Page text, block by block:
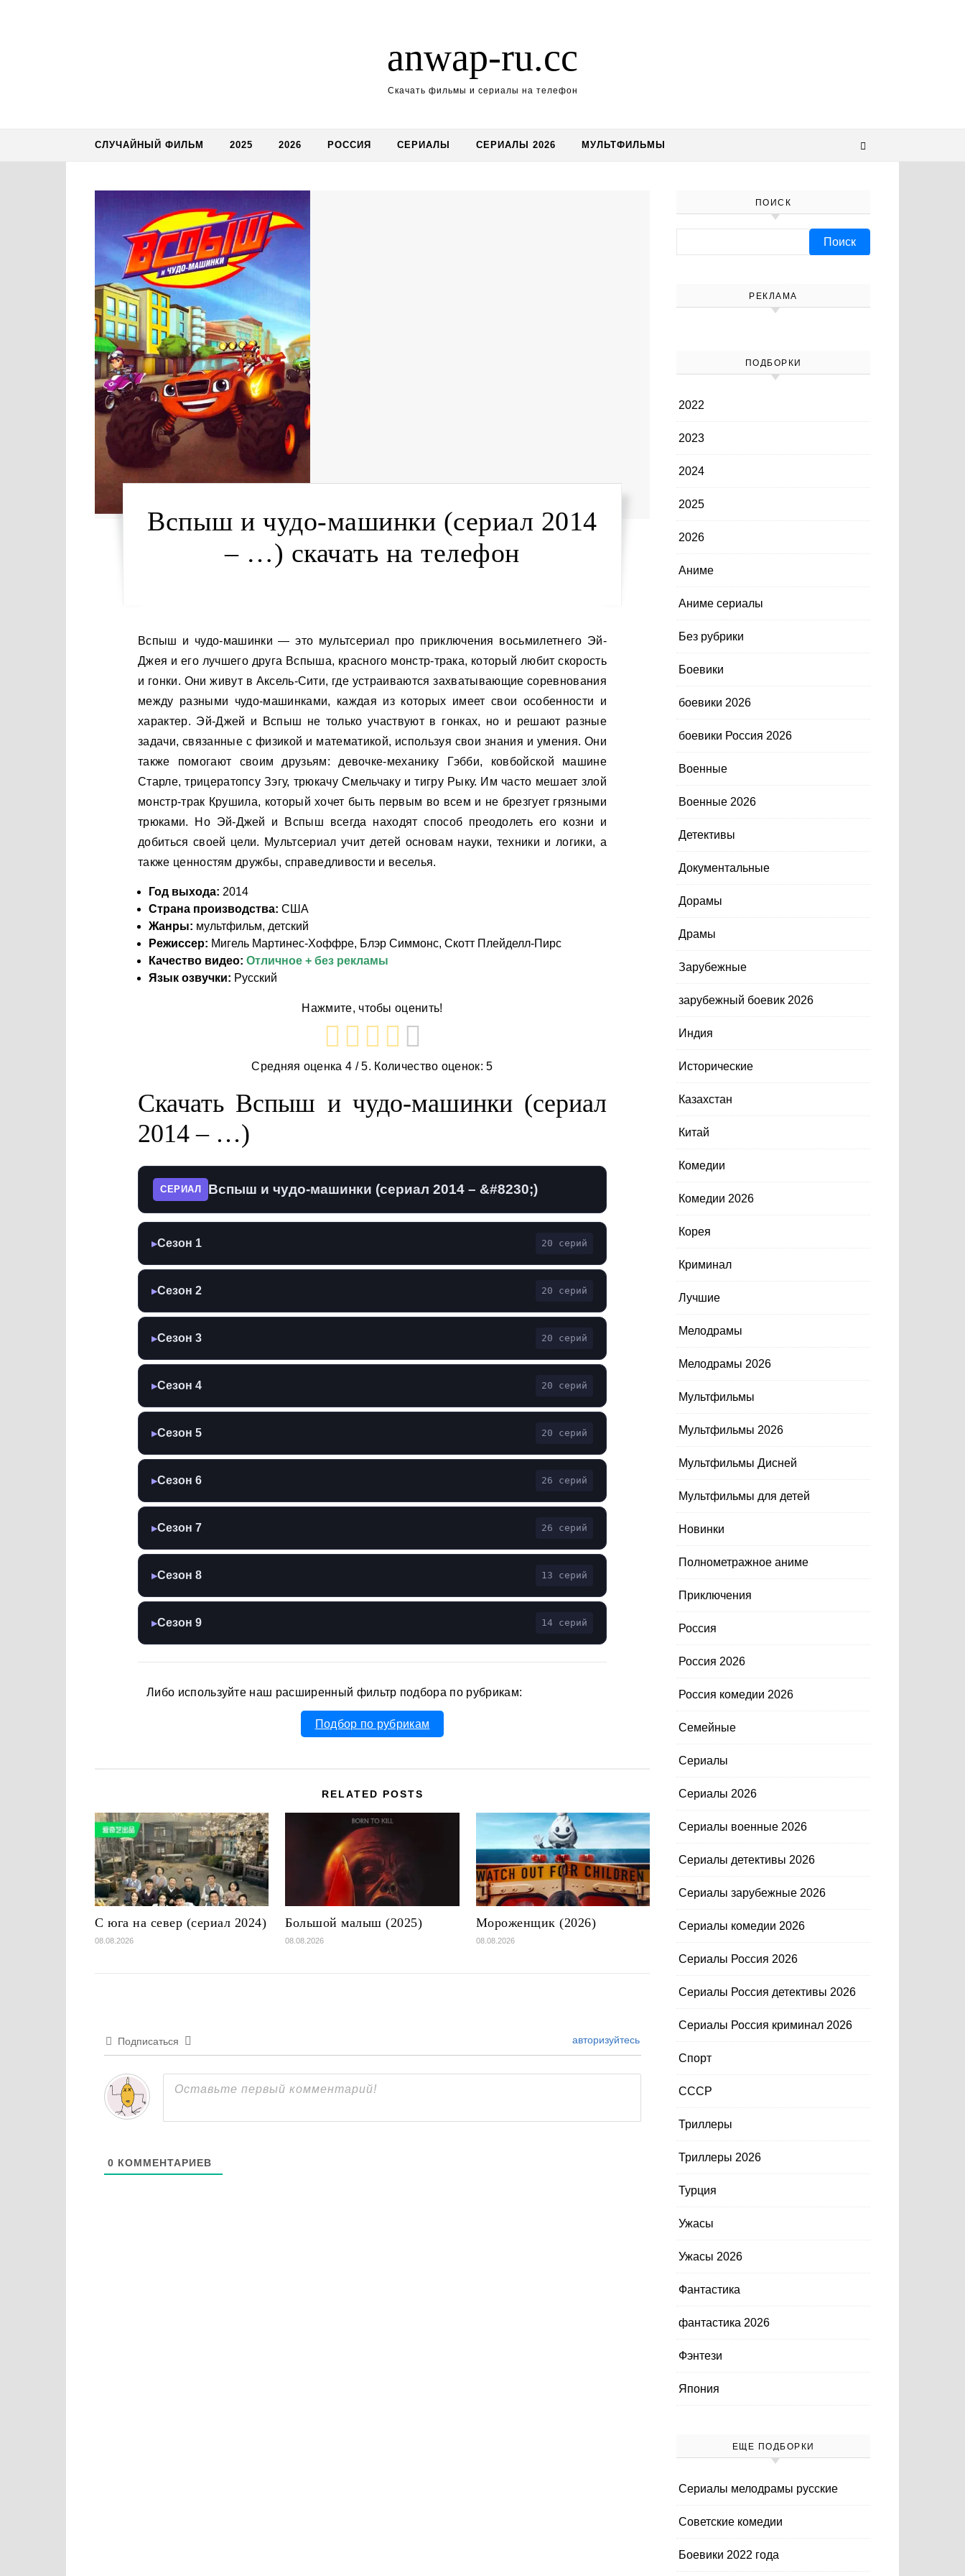
anwap-ru.cc
Скачать фильмы и сериалы на телефон
СЛУЧАЙНЫЙ ФИЛЬМ 2025 2026 РОССИЯ СЕРИАЛЫ СЕРИАЛЫ 2026 МУЛЬТФИЛЬМЫ
Вспыш и чудо-машинки (сериал 2014
– …) скачать на телефон
Вспыш и чудо-машинки — это мультсериал про приключения восьмилетнего Эй-
Джея и его лучшего друга Вспыша, красного монстр-трака, который любит скорость
и гонки. Они живут в Аксель-Сити, где устраиваются захватывающие соревнования
между разными чудо-машинками, каждая из которых имеет свои особенности и
характер. Эй-Джей и Вспыш не только участвуют в гонках, но и решают разные
задачи, связанные с физикой и математикой, используя свои знания и умения. Они
также помогают своим друзьям: девочке-механику Гэбби, ковбойской машине
Старле, трицератопсу Зэгу, трюкачу Смельчаку и тигру Рыку. Им часто мешает злой
монстр-трак Крушила, который хочет быть первым во всем и не брезгует грязными
трюками. Но Эй-Джей и Вспыш всегда находят способ преодолеть его козни и
добиться своей цели. Мультсериал учит детей основам науки, техники и логики, а
также ценностям дружбы, справедливости и веселья.
Год выхода: 2014
Страна производства: США
Жанры: мультфильм, детский
Режиссер: Мигель Мартинес-Хоффре, Блэр Симмонс, Скотт Плейделл-Пирс
Качество видео: Отличное + без рекламы
Язык озвучки: Русский
Нажмите, чтобы оценить!
Средняя оценка4 / 5. Количество оценок:5
Скачать Вспыш и чудо-машинки (сериал
2014 – …)
СЕРИАЛ Вспыш и чудо-машинки (сериал 2014 – &#8230;)
▶Сезон 1 20 серий
▶Сезон 2 20 серий
▶Сезон 3 20 серий
▶Сезон 4 20 серий
▶Сезон 5 20 серий
▶Сезон 6 26 серий
▶Сезон 7 26 серий
▶Сезон 8 13 серий
▶Сезон 9 14 серий
Либо используйте наш расширенный фильтр подбора по рубрикам:
Подбор по рубрикам
RELATED POSTS
С юга на север (сериал 2024)
08.08.2026
Большой малыш (2025)
08.08.2026
Мороженщик (2026)
08.08.2026
Подписаться авторизуйтесь
0 КОММЕНТАРИЕВ
ПОИСК
РЕКЛАМА
ПОДБОРКИ
2022
2023
2024
2025
2026
Аниме
Аниме сериалы
Без рубрики
Боевики
боевики 2026
боевики Россия 2026
Военные
Военные 2026
Детективы
Документальные
Дорамы
Драмы
Зарубежные
зарубежный боевик 2026
Индия
Исторические
Казахстан
Китай
Комедии
Комедии 2026
Корея
Криминал
Лучшие
Мелодрамы
Мелодрамы 2026
Мультфильмы
Мультфильмы 2026
Мультфильмы Дисней
Мультфильмы для детей
Новинки
Полнометражное аниме
Приключения
Россия
Россия 2026
Россия комедии 2026
Семейные
Сериалы
Сериалы 2026
Сериалы военные 2026
Сериалы детективы 2026
Сериалы зарубежные 2026
Сериалы комедии 2026
Сериалы Россия 2026
Сериалы Россия детективы 2026
Сериалы Россия криминал 2026
Спорт
СССР
Триллеры
Триллеры 2026
Турция
Ужасы
Ужасы 2026
Фантастика
фантастика 2026
Фэнтези
Япония
ЕЩЕ ПОДБОРКИ
Cериалы мелодрамы русские
Cоветские комедии
Боевики 2022 года